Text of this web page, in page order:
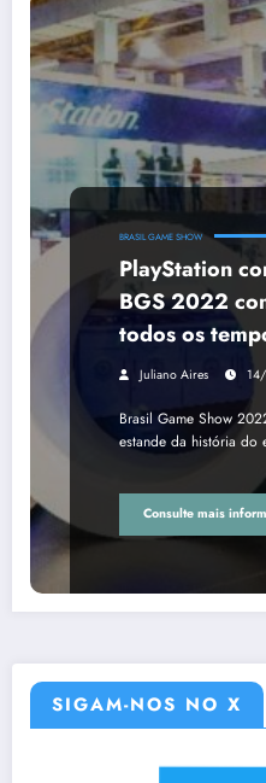
BRASIL GAME SHOW
PlayStation
BGS 2022
todos os
Juliano Aires
Brasil Game Show
estande da história do
Consulte mais
SIGAM-NOS NO X